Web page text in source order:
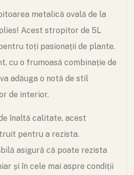
metalică ovală de la
Acest stropitor de 5L
toți pasionații de plante.
cu o frumoasă combinație de
adăuga o notă de stil
de interior.
înaltă calitate, acest
pentru a rezista.
asigură că poate rezista
și în cele mai aspre condiții